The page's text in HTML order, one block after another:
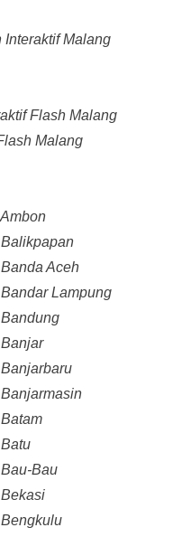
Malang
Flash Malang
Malang
Aceh
Lampung
Bau